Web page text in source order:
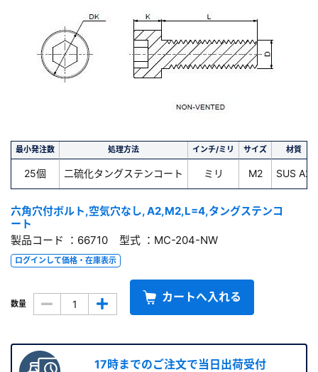
最小発注数 処理方法 インチ/ミリ サイズ 材質
25個 二硫化タングステンコート ミリ M2 SUS A2
六角穴付ボルト,空気穴なし, A2,M2,L=4,タングステンコ
ート
製品コード ：66710 型式 ：MC-204-NW
ログインして価格・在庫表示
数量 カートへ入れる
17時までのご注文で当日出荷受付